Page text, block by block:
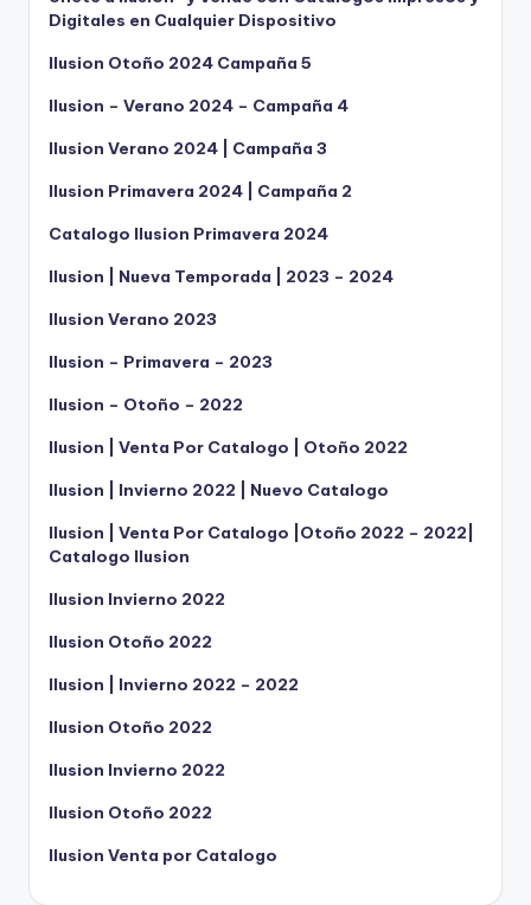
Digitales en Cualquier Dispositivo
Ilusion Otoño 2024 Campaña 5
Ilusion – Verano 2024 – Campaña 4
Ilusion Verano 2024 | Campaña 3
Ilusion Primavera 2024 | Campaña 2
Catalogo Ilusion Primavera 2024
Ilusion | Nueva Temporada | 2023 – 2024
Ilusion Verano 2023
Ilusion – Primavera – 2023
Ilusion – Otoño – 2022
Ilusion | Venta Por Catalogo | Otoño 2022
Ilusion | Invierno 2022 | Nuevo Catalogo
Ilusion | Venta Por Catalogo |Otoño 2022 – 2022|
Catalogo Ilusion
Ilusion Invierno 2022
Ilusion Otoño 2022
Ilusion | Invierno 2022 – 2022
Ilusion Otoño 2022
Ilusion Invierno 2022
Ilusion Otoño 2022
Ilusion Venta por Catalogo